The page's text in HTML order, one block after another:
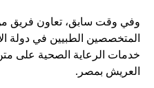
المتخصصين الطبيين في دولة
خدمات الرعاية الصحية على
العريش بمصر.